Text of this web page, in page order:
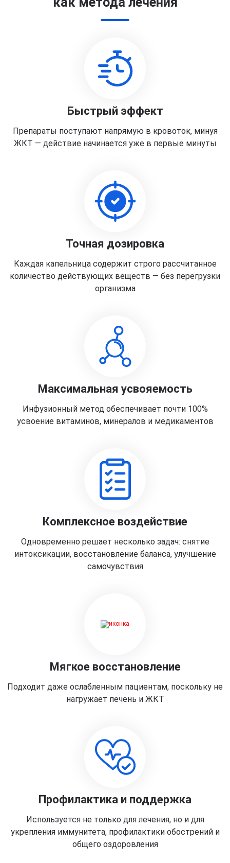
Быстрый эффект
Препараты поступают напрямую в кровоток, минуя
ЖКТ — действие начинается уже в первые минуты
Точная дозировка
Каждая капельница содержит строго рассчитанное
количество действующих веществ — без перегрузки
организма
Максимальная усвояемость
Инфузионный метод обеспечивает почти 100%
усвоение витаминов, минералов и медикаментов
Комплексное воздействие
Одновременно решает несколько задач: снятие
интоксикации, восстановление баланса, улучшение
самочувствия
Мягкое восстановление
Подходит даже ослабленным пациентам, поскольку не
нагружает печень и ЖКТ
Профилактика и поддержка
Используется не только для лечения, но и для
укрепления иммунитета, профилактики обострений и
общего оздоровления